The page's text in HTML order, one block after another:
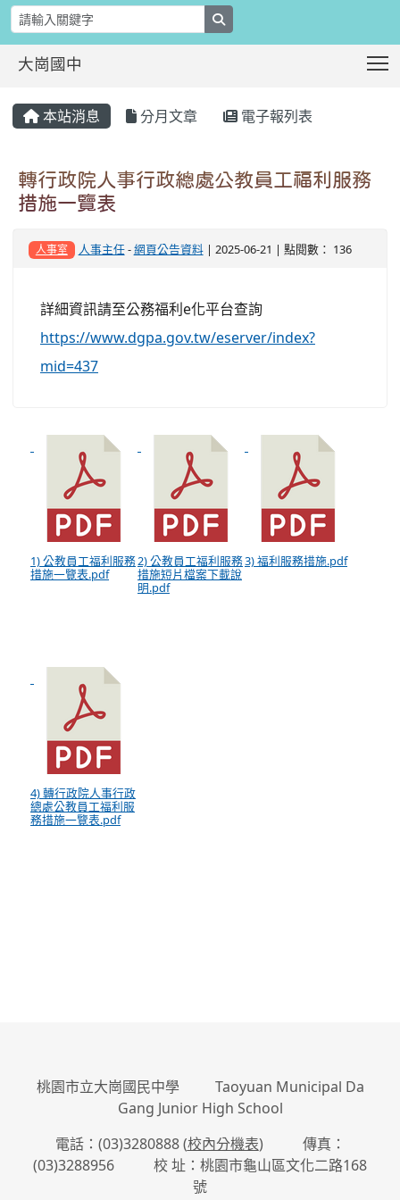
大崗國中
本站消息 分月文章 電子報列表
轉行政院人事行政總處公教員工福利服務
措施一覽表
人事室 人事主任-網頁公告資料| 2025-06-21 | 點閱數： 136
詳細資訊請至公務福利e化平台查詢
https://www.dgpa.gov.tw/eserver/index?
mid=437
1) 公教員工福利服務
措施一覽表.pdf
2) 公教員工福利服務
措施短片檔案下載說
明.pdf
3) 福利服務措施.pdf
4) 轉行政院人事行政
總處公教員工福利服
務措施一覽表.pdf
桃園市立大崗國民中學 Taoyuan Municipal Da
Gang Junior High School
電話：(03)3280888 (校內分機表) 傳真：
(03)3288956 校 址：桃園市龜山區文化二路168
號